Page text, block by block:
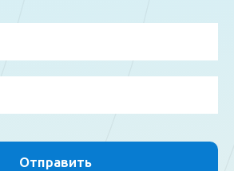
Отправить